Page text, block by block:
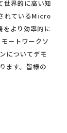
世界的に高い知
れているMicro
より効率的に
ートワークソ
についてデモ
ます。皆様の